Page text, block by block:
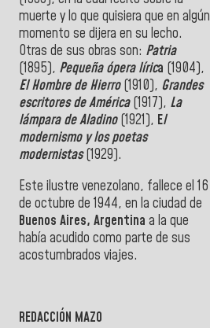
muerte y lo que quisiera que en algún
momento se dijera en su lecho.
Otras de sus obras son: Patria
(1895), Pequeña ópera lírica (1904),
El Hombre de Hierro (1910), Grandes
escritores de América(1917), La
lámpara de Aladino(1921), El
modernismo y los poetas
modernistas(1929).
Este ilustre venezolano, fallece el 16
de octubre de 1944, en la ciudad de
Buenos Aires, Argentina a la que
había acudido como parte de sus
acostumbrados viajes.
REDACCIÓN MAZO